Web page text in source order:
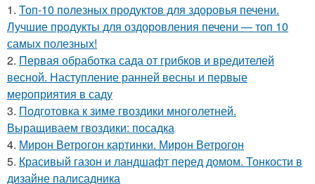
1. Топ-10 полезных продуктов для здоровья печени.
Лучшие продукты для оздоровления печени — топ 10
самых полезных!
2. Первая обработка сада от грибков и вредителей
весной. Наступление ранней весны и первые
мероприятия в саду
3. Подготовка к зиме гвоздики многолетней.
Выращиваем гвоздики: посадка
4. Мирон Ветрогон картинки. Мирон Ветрогон
5. Красивый газон и ландшафт перед домом. Тонкости в
дизайне палисадника